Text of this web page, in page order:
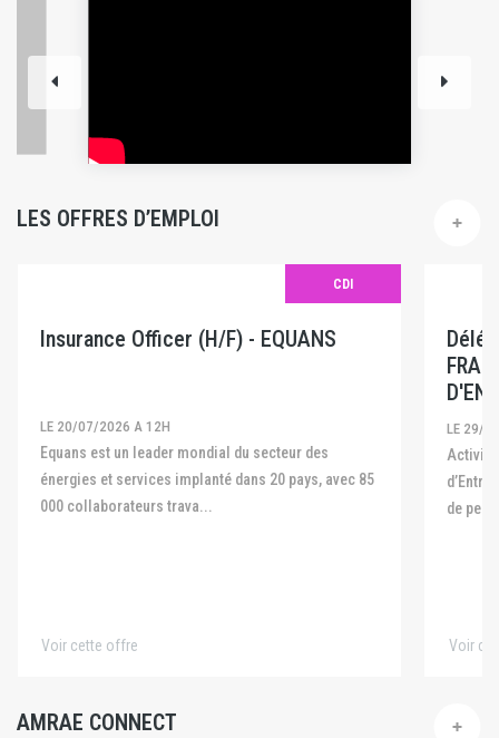
LES OFFRES D’EMPLOI
CDI
Insurance Officer (H/F) - EQUANS
LE 20/07/2026 A 12H
Equans est un leader mondial du secteur des
énergies et services implanté dans 20 pays, avec 85
000 collaborateurs trava...
Voir cette offre
LE 29/
Activité La Fédération Française des Captives
de
Voir
AMRAE CONNECT